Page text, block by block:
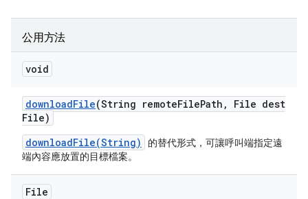
公用方法
void
downloadFile(String remoteFilePath ,
File dest
File)
downloadFile(String)
的替代形式，可讓呼叫端指定遠
端內容應放置的目標檔案。
File